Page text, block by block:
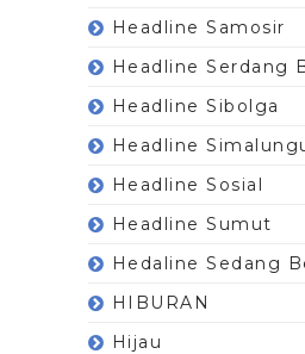
Headline Samosir
Headline Serdang
Headline Sibolga
Headline
Headline Sosial
Headline Sumut
Hedaline Sedang
HIBURAN
Hijau